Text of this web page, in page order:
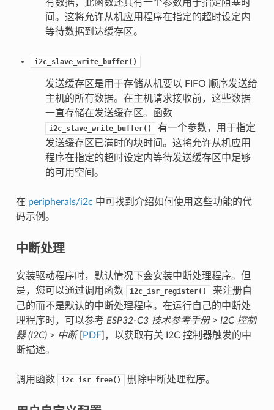
有数据，此函数还具有一个参数用于指定阻塞时
间。这将允许从机应用程序在指定的超时设定内
等待数据到达缓存区。
i2c_slave_write_buffer()
发送缓存区是用于存储从机要以 FIFO 顺序发送给
主机的所有数据。在主机请求接收前，这些数据
一直存储在发送缓存区。函数
i2c_slave_write_buffer()
有一个参数，用于指定
发送缓存区已满时的块时间。这将允许从机应用
程序在指定的超时设定内等待发送缓存区中足够
的可用空间。
在 peripherals/i2c 中可找到介绍如何使用这些功能的代
码示例。
中断处理
安装驱动程序时，默认情况下会安装中断处理程序。但
是，您可以通过调用函数
i2c_isr_register()
来注册自
己的而不是默认的中断处理程序。在运行自己的中断处
理程序时，可以参考 ESP32-C3 技术参考手册> I2C 控制
器 (I2C)> 中断[ PDF]，以获取有关 I2C 控制器触发的中
断描述。
调用函数 i2c_isr_free() 删除中断处理程序。